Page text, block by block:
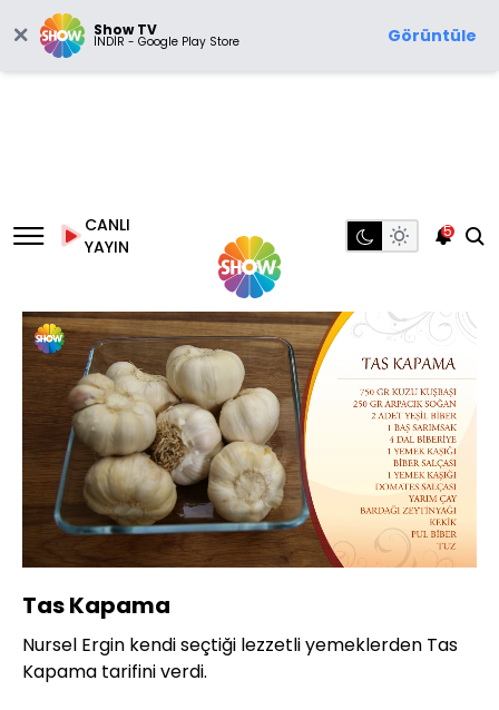
Show TV
İNDİR - Google Play Store Görüntüle
CANLI
YAYIN
5
Aç
720P
Yüklendi:
5.91%
Oynatma
Hızı
Tas Kapama
Nursel Ergin kendi seçtiği lezzetli yemeklerden Tas
Kapama tarifini verdi.